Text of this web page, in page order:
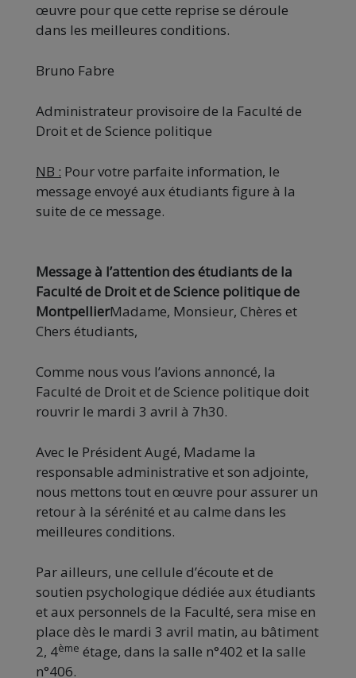
œuvre pour que cette reprise se déroule
dans les meilleures conditions.
Bruno Fabre
Administrateur provisoire de la Faculté de
Droit et de Science politique
NB : Pour votre parfaite information, le
message envoyé aux étudiants figure à la
suite de ce message.
Message à l’attention des étudiants de la
Faculté de Droit et de Science politique de
MontpellierMadame, Monsieur, Chères et
Chers étudiants,
Comme nous vous l’avions annoncé, la
Faculté de Droit et de Science politique doit
rouvrir le mardi 3 avril à 7h30.
Avec le Président Augé, Madame la
responsable administrative et son adjointe,
nous mettons tout en œuvre pour assurer un
retour à la sérénité et au calme dans les
meilleures conditions.
Par ailleurs, une cellule d’écoute et de
soutien psychologique dédiée aux étudiants
et aux personnels de la Faculté, sera mise en
place dès le mardi 3 avril matin, au bâtiment
2, 4ème étage, dans la salle n°402 et la salle
n°406.